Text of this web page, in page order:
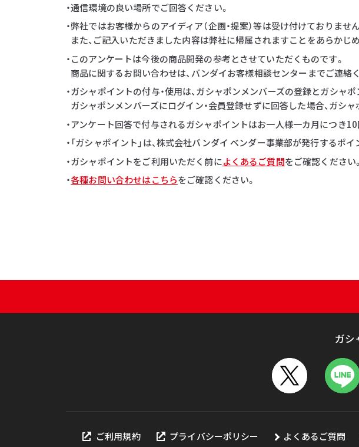
・通信環境の良い場所でご回答ください。
・弊社ではお客様からのアイディア（企画・提案）等は受け付けておりません
また、ご記入いただきました内容は弊社に帰属されますことをあらかじ
・このアンケートは今後の商品開発の参考とさせていただくものです。
商品に関するお問い合わせは、バンダイお客様相談センターまでご連絡
・ガシャポイントの付与・使用は、ガシャポンメンバーズの登録とガシャ
ガシャポンメンバーズにログイン・会員登録せずに回答した場合、ガシ
・アンケート回答で付与されるガシャポイントはお一人様一カ月につき
・「ガシャポイント」は、株式会社バンダイ ベンダー事業部が発行するポイ
・ガシャポイントをご利用いただく前によくあるご質問をご確認ください。
・各種お問い合わせはこちらをご確認ください。
ガシ
ご利用規約 プライバシーポリシー よくあるご質問